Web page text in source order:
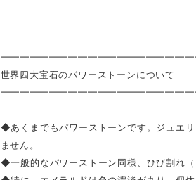
世界四大宝石のパワーストーンについて
◆あくまでもパワーストーンです。ジュエ
ません。
◆一般的なパワーストーン同様、ひび割れ